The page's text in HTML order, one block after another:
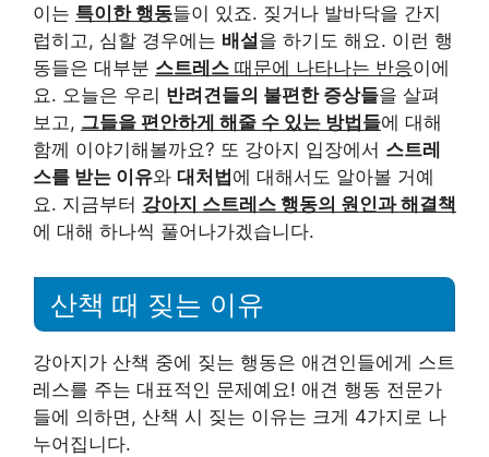
이는 특이한 행동들이 있죠. 짖거나 발바닥을 간지
럽히고, 심할 경우에는 배설을 하기도 해요. 이런 행
동들은 대부분 스트레스 때문에 나타나는 반응이에
요. 오늘은 우리 반려견들의 불편한 증상들을 살펴
보고, 그들을 편안하게 해줄 수 있는 방법들에 대해
함께 이야기해볼까요? 또 강아지 입장에서 스트레
스를 받는 이유와 대처법에 대해서도 알아볼 거예
요. 지금부터 강아지 스트레스 행동의 원인과 해결책
에 대해 하나씩 풀어나가겠습니다.
산책 때 짖는 이유
강아지가 산책 중에 짖는 행동은 애견인들에게 스트
레스를 주는 대표적인 문제예요! 애견 행동 전문가
들에 의하면, 산책 시 짖는 이유는 크게 4가지로 나
누어집니다.